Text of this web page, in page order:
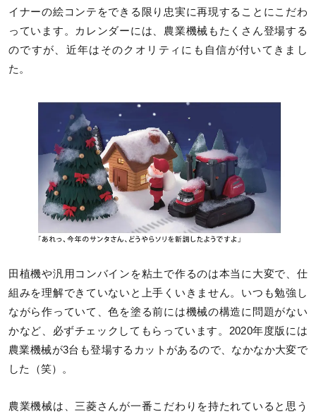
イナーの絵コンテをできる限り忠実に再現することにこだわ
っています。カレンダーには、農業機械もたくさん登場する
のですが、近年はそのクオリティにも自信が付いてきまし
た。
田植機や汎用コンバインを粘土で作るのは本当に大変で、仕
組みを理解できていないと上手くいきません。いつも勉強し
ながら作っていて、色を塗る前には機械の構造に問題がない
かなど、必ずチェックしてもらっています。2020年度版には
農業機械が3台も登場するカットがあるので、なかなか大変で
した（笑）。
農業機械は、三菱さんが一番こだわりを持たれていると思う